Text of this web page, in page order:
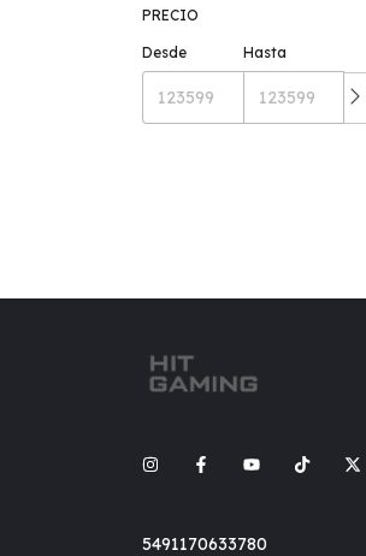
PRECIO
Desde Hasta
5491170633780